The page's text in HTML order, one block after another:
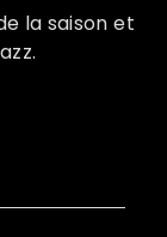
la saison et